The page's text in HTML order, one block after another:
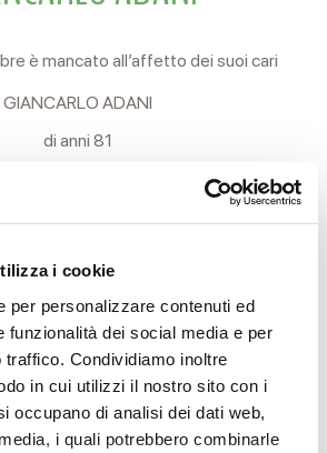
i cookie
per personalizzare contenuti ed
funzionalità dei social media e per
Condividiamo inoltre
in cui utilizzi il nostro sito con i
occupano di analisi dei dati web,
i quali potrebbero combinarle
è mancato all’affetto dei suoi cari
GIANCARLO ADANI
di anni 81
annuncio la moglie GILIOLA, il figlio
sorella ARDEA, i nipoti, il cognato e le
Reverberi in Via Terezin, 21 per il
Coviolo in attesa di cremazione.Si
coloro che interverranno alla
cerimonia.